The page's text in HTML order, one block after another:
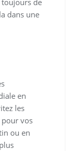
de
dans une
en
les
pour vos
ou en